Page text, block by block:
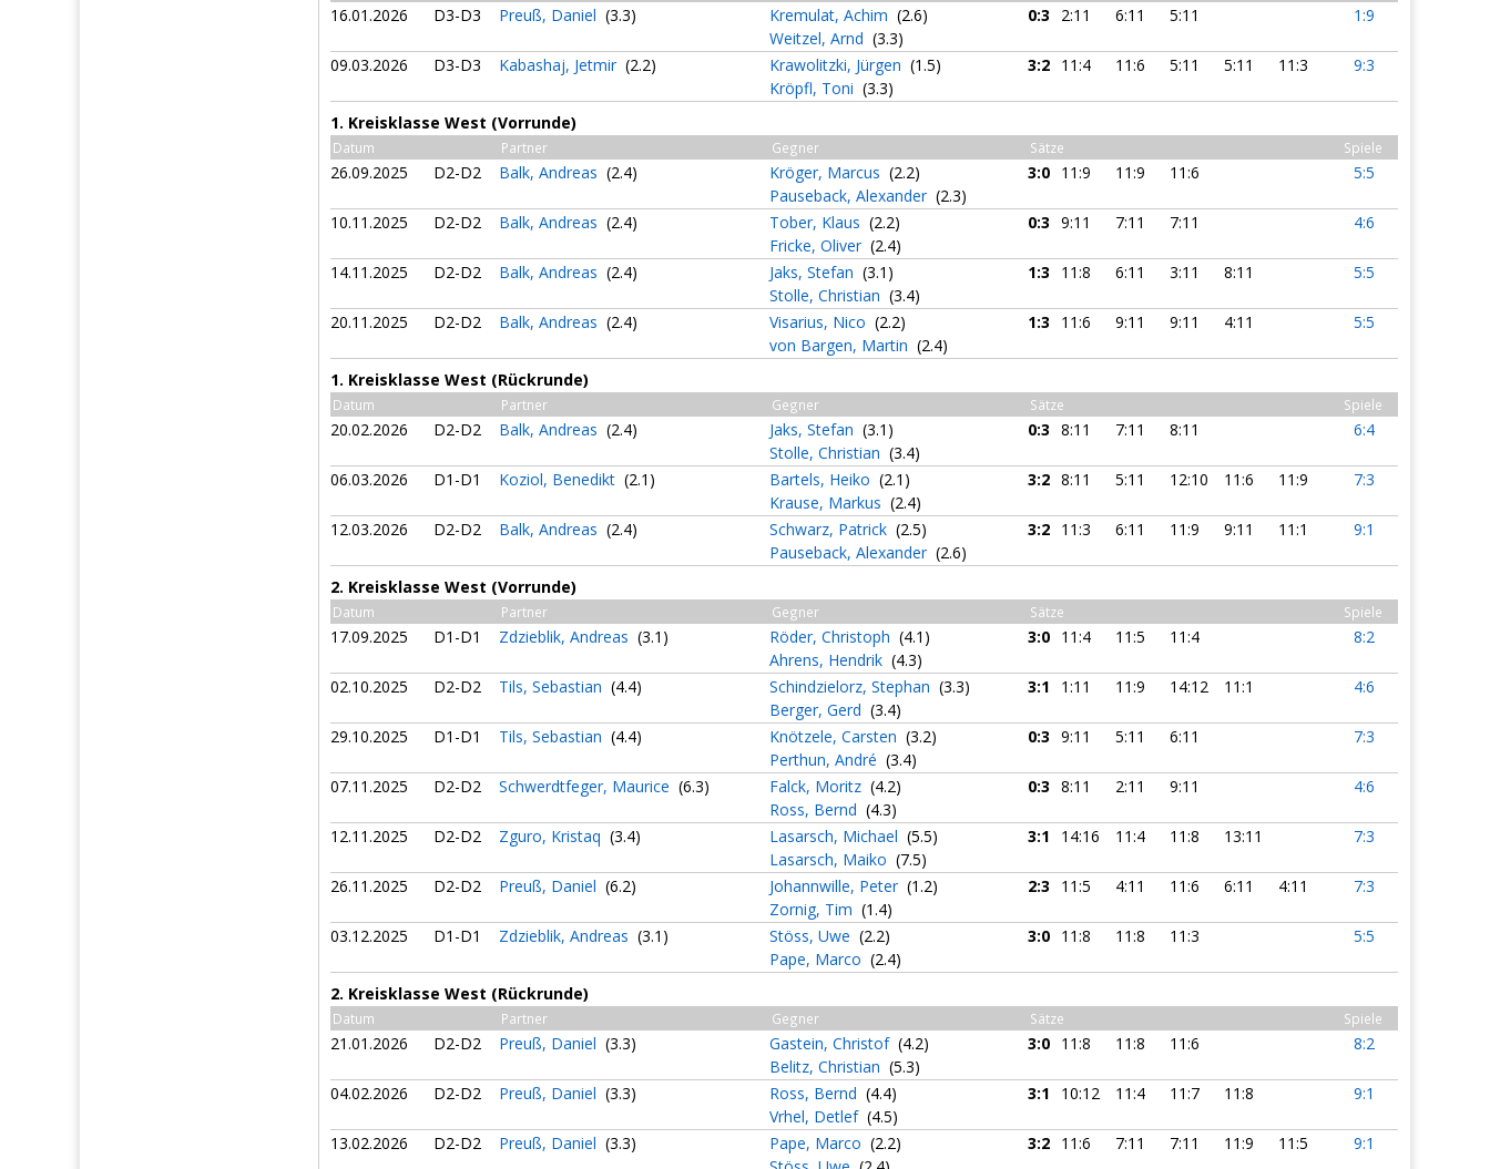
16.01.2026 D3-D3 Preuß, Daniel (3.3) Kremulat, Achim (2.6)
Weitzel, Arnd (3.3)
0:3 2:11 6:11 5:11 1:9
09.03.2026 D3-D3 Kabashaj, Jetmir (2.2) Krawolitzki, Jürgen (1.5)
Kröpfl, Toni (3.3)
3:2 11:4 11:6 5:11 5:11 11:3 9:3
1. Kreisklasse West (Vorrunde)
Datum Partner Gegner Sätze Spiele
26.09.2025 D2-D2 Balk, Andreas (2.4) Kröger, Marcus (2.2)
Pauseback, Alexander (2.3)
3:0 11:9 11:9 11:6 5:5
10.11.2025 D2-D2 Balk, Andreas (2.4) Tober, Klaus (2.2)
Fricke, Oliver (2.4)
0:3 9:11 7:11 7:11 4:6
14.11.2025 D2-D2 Balk, Andreas (2.4) Jaks, Stefan (3.1)
Stolle, Christian (3.4)
1:3 11:8 6:11 3:11 8:11 5:5
20.11.2025 D2-D2 Balk, Andreas (2.4) Visarius, Nico (2.2)
von Bargen, Martin (2.4)
1:3 11:6 9:11 9:11 4:11 5:5
1. Kreisklasse West (Rückrunde)
Datum Partner Gegner Sätze Spiele
20.02.2026 D2-D2 Balk, Andreas (2.4) Jaks, Stefan (3.1)
Stolle, Christian (3.4)
0:3 8:11 7:11 8:11 6:4
06.03.2026 D1-D1 Koziol, Benedikt (2.1) Bartels, Heiko (2.1)
Krause, Markus (2.4)
3:2 8:11 5:11 12:10 11:6 11:9 7:3
12.03.2026 D2-D2 Balk, Andreas (2.4) Schwarz, Patrick (2.5)
Pauseback, Alexander (2.6)
3:2 11:3 6:11 11:9 9:11 11:1 9:1
2. Kreisklasse West (Vorrunde)
Datum Partner Gegner Sätze Spiele
17.09.2025 D1-D1 Zdzieblik, Andreas (3.1) Röder, Christoph (4.1)
Ahrens, Hendrik (4.3)
3:0 11:4 11:5 11:4 8:2
02.10.2025 D2-D2 Tils, Sebastian (4.4) Schindzielorz, Stephan (3.3)
Berger, Gerd (3.4)
3:1 1:11 11:9 14:12 11:1 4:6
29.10.2025 D1-D1 Tils, Sebastian (4.4) Knötzele, Carsten (3.2)
Perthun, André (3.4)
0:3 9:11 5:11 6:11 7:3
07.11.2025 D2-D2 Schwerdtfeger, Maurice (6.3) Falck, Moritz (4.2)
Ross, Bernd (4.3)
0:3 8:11 2:11 9:11 4:6
12.11.2025 D2-D2 Zguro, Kristaq (3.4) Lasarsch, Michael (5.5)
Lasarsch, Maiko (7.5)
3:1 14:16 11:4 11:8 13:11 7:3
26.11.2025 D2-D2 Preuß, Daniel (6.2) Johannwille, Peter (1.2)
Zornig, Tim (1.4)
2:3 11:5 4:11 11:6 6:11 4:11 7:3
03.12.2025 D1-D1 Zdzieblik, Andreas (3.1) Stöss, Uwe (2.2)
Pape, Marco (2.4)
3:0 11:8 11:8 11:3 5:5
2. Kreisklasse West (Rückrunde)
Datum Partner Gegner Sätze Spiele
21.01.2026 D2-D2 Preuß, Daniel (3.3) Gastein, Christof (4.2)
Belitz, Christian (5.3)
3:0 11:8 11:8 11:6 8:2
04.02.2026 D2-D2 Preuß, Daniel (3.3) Ross, Bernd (4.4)
Vrhel, Detlef (4.5)
3:1 10:12 11:4 11:7 11:8 9:1
13.02.2026 D2-D2 Preuß, Daniel (3.3) Pape, Marco (2.2)
3:2 11:6 7:11 7:11 11:9 11:5 9:1